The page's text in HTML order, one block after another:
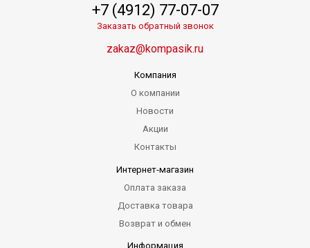
+7 (4912) 77-07-07
Заказать обратный звонок
zakaz@kompasik.ru
Компания
О компании
Новости
Акции
Контакты
Интернет-магазин
Оплата заказа
Доставка товара
Возврат и обмен
Информация